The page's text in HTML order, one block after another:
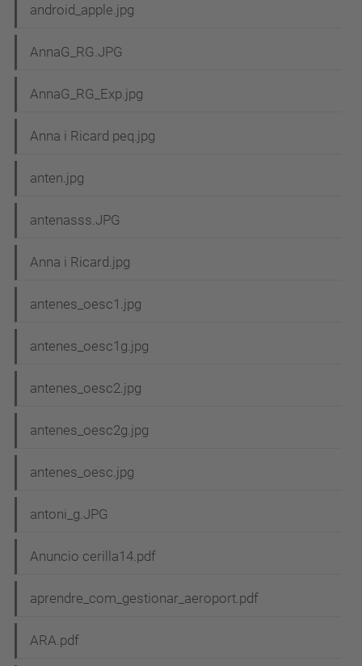
android_apple.jpg
AnnaG_RG.JPG
AnnaG_RG_Exp.jpg
Anna i Ricard peq.jpg
anten.jpg
antenasss.JPG
Anna i Ricard.jpg
antenes_oesc1.jpg
antenes_oesc1g.jpg
antenes_oesc2.jpg
antenes_oesc2g.jpg
antenes_oesc.jpg
antoni_g.JPG
Anuncio cerilla14.pdf
aprendre_com_gestionar_aeroport.pdf
ARA.pdf